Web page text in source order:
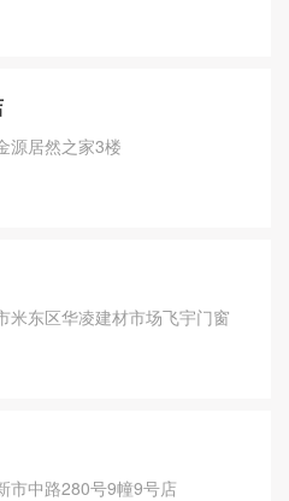
源居然之家3楼
米东区华凌建材市场飞宇门窗
市中路280号9幢9号店